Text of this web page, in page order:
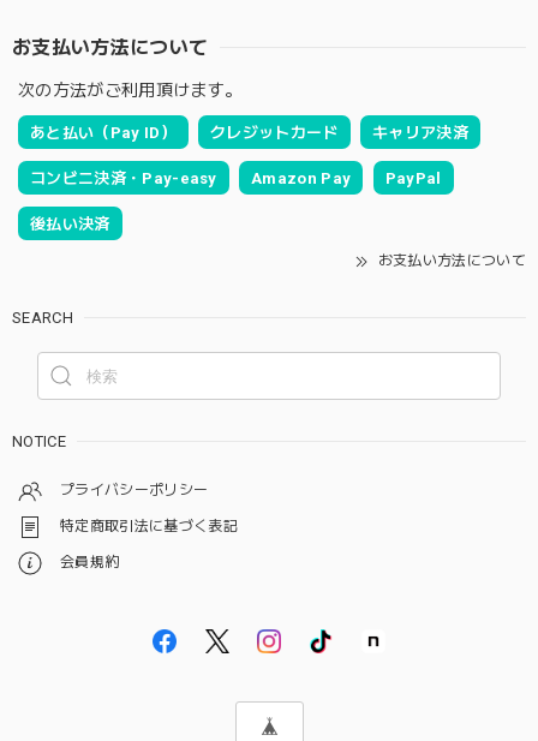
お支払い方法について
次の方法がご利用頂けます。
あと払い（Pay ID） クレジットカード キャリア決済
コンビニ決済・Pay-easy Amazon Pay PayPal
後払い決済
お支払い方法について
SEARCH
NOTICE
プライバシーポリシー
特定商取引法に基づく表記
会員規約